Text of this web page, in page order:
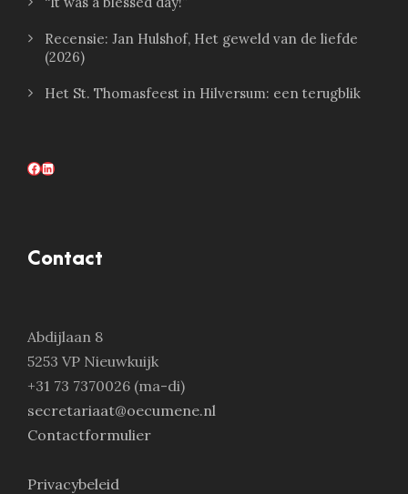
Recensie: Jan Hulshof, Het geweld van de liefde
(2026)
Het St. Thomasfeest in Hilversum: een terugblik
Facebook LinkedIn
Contact
Abdijlaan 8
5253 VP Nieuwkuijk
+31 73 7370026 (ma-di)
secretariaat@oecumene.nl
Contactformulier
Privacybeleid